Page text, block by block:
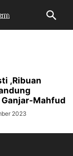
,Ribuan
Mahfud
2023